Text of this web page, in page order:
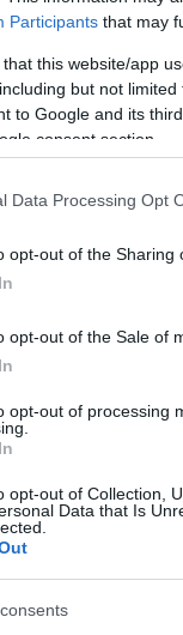
Participants that may
this website/app
but not
to Google and its
consent section.
Data Processing Opt
opt-out of the Sharing
opt-out of the Sale of
opt-out of processing
opt-out of Collection,
Data that Is